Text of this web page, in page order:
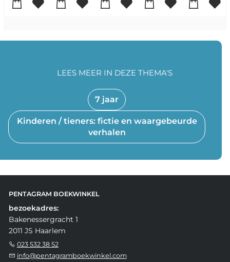
7 jaar
Kinderen / tieners: fictie en waargebeurde
verhalen
LEES MEER IN DEZE THEMA'S
PENTAGRAM BOEKWINKEL
bezoekadres:
Bakenessergracht 1
2011 JS Haarlem
023 532 38 52
info@pentagramboekwinkel.com